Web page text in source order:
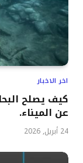
اخر الاخبار
كيف يصلح
عن الميناء.
24 أبريل, 2026